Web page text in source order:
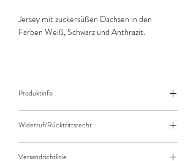
Jersey mit zuckersüßen Dachsen in den
Farben Weiß, Schwarz und Anthrazit.
Produktinfo
10cm (0,1m) Länge des Stoffes.
Bei einer Bestellung von zB. 50cm (0,5m)
daher bitte Anzahl 5 eingeben.
Widerruf/Rücktrittsrecht
Versandrichtlinie